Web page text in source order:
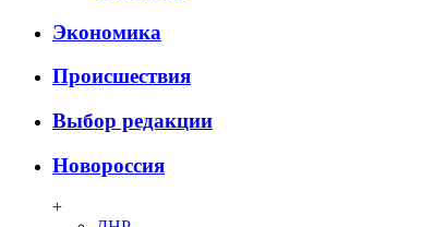
Экономика
Происшествия
Выбор редакции
Новороссия
+